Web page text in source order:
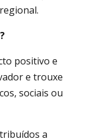
positivo e
e trouxe
sociais ou
a